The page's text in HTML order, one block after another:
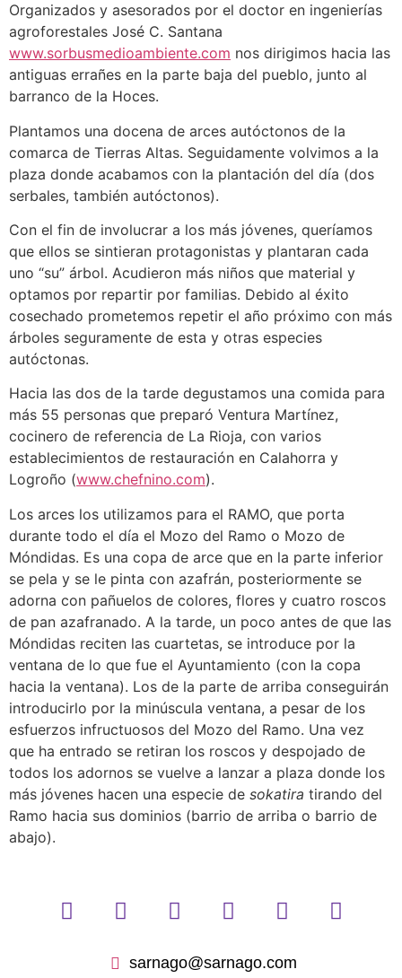
Organizados y asesorados por el doctor en ingenierías
agroforestales José C. Santana
www.sorbusmedioambiente.com nos dirigimos hacia las
antiguas errañes en la parte baja del pueblo, junto al
barranco de la Hoces.
Plantamos una docena de arces autóctonos de la
comarca de Tierras Altas. Seguidamente volvimos a la
plaza donde acabamos con la plantación del día (dos
serbales, también autóctonos).
Con el fin de involucrar a los más jóvenes, queríamos
que ellos se sintieran protagonistas y plantaran cada
uno “su” árbol. Acudieron más niños que material y
optamos por repartir por familias. Debido al éxito
cosechado prometemos repetir el año próximo con más
árboles seguramente de esta y otras especies
autóctonas.
Hacia las dos de la tarde degustamos una comida para
más 55 personas que preparó Ventura Martínez,
cocinero de referencia de La Rioja, con varios
establecimientos de restauración en Calahorra y
Logroño (www.chefnino.com).
Los arces los utilizamos para el RAMO, que porta
durante todo el día el Mozo del Ramo o Mozo de
Móndidas. Es una copa de arce que en la parte inferior
se pela y se le pinta con azafrán, posteriormente se
adorna con pañuelos de colores, flores y cuatro roscos
de pan azafranado. A la tarde, un poco antes de que las
Móndidas reciten las cuartetas, se introduce por la
ventana de lo que fue el Ayuntamiento (con la copa
hacia la ventana). Los de la parte de arriba conseguirán
introducirlo por la minúscula ventana, a pesar de los
esfuerzos infructuosos del Mozo del Ramo. Una vez
que ha entrado se retiran los roscos y despojado de
todos los adornos se vuelve a lanzar a plaza donde los
más jóvenes hacen una especie de sokatira tirando del
Ramo hacia sus dominios (barrio de arriba o barrio de
abajo).
sarnago@sarnago.com